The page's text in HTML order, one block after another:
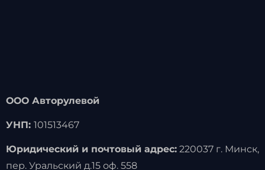
ООО Авторулевой
УНП: 101513467
Юридический и почтовый адрес:220037 г. Минск,
пер. Уральский д.15 оф. 558